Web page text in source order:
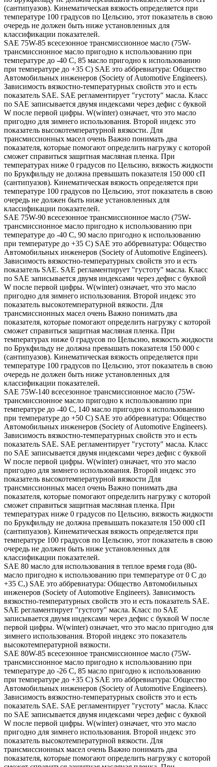
(сантипуазов). Кинематическая вязкость определяется при
температуре 100 градусов по Цельсию, этот показатель в свою
очередь не должен быть ниже установленных для
классификации показателей.
SAE 75W-85 всесезонное трансмиссионное масло (75W-
трансмиссионное масло пригодно к использованию при
температуре до -40 С, 85 масло пригодно к использованию
при температуре до +35 С) SAE это аббревиатура: Общество
Автомобильных инженеров (Society of Automotive Engineers).
Зависимость вязкостно-температурных свойств это и есть
показатель SAE. SAE регламентирует "густоту" масла. Класс
по SAE записывается двумя индексами через дефис с буквой
W после первой цифры. W(winter) означает, что это масло
пригодно для зимнего использования. Второй индекс это
показатель высокотемпературной вязкости. Для
трансмиссионных масел очень Важно понимать два
показателя, которые помогают определить нагрузку с которой
сможет справиться защитная масляная пленка. При
температурах ниже 0 градусов по Цельсию, вязкость жидкости
по Брукфильду не должна превышать показателя 150 000 сП
(сантипуазов). Кинематическая вязкость определяется при
температуре 100 градусов по Цельсию, этот показатель в свою
очередь не должен быть ниже установленных для
классификации показателей.
SAE 75W-90 всесезонное трансмиссионное масло (75W-
трансмиссионное масло пригодно к использованию при
температуре до -40 С, 90 масло пригодно к использованию
при температуре до +35 С) SAE это аббревиатура: Общество
Автомобильных инженеров (Society of Automotive Engineers).
Зависимость вязкостно-температурных свойств это и есть
показатель SAE. SAE регламентирует "густоту" масла. Класс
по SAE записывается двумя индексами через дефис с буквой
W после первой цифры. W(winter) означает, что это масло
пригодно для зимнего использования. Второй индекс это
показатель высокотемпературной вязкости. Для
трансмиссионных масел очень Важно понимать два
показателя, которые помогают определить нагрузку с которой
сможет справиться защитная масляная пленка. При
температурах ниже 0 градусов по Цельсию, вязкость жидкости
по Брукфильду не должна превышать показателя 150 000 с
(сантипуазов). Кинематическая вязкость определяется при
температуре 100 градусов по Цельсию, этот показатель в свою
очередь не должен быть ниже установленных для
классификации показателей.
SAE 75W-140 всесезонное трансмиссионное масло (75W-
трансмиссионное масло пригодно к использованию при
температуре до -40 С, 140 масло пригодно к использованию
при температуре до +50 С) SAE это аббревиатура: Общество
Автомобильных инженеров (Society of Automotive Engineers).
Зависимость вязкостно-температурных свойств это и есть
показатель SAE. SAE регламентирует "густоту" масла. Класс
по SAE записывается двумя индексами через дефис с буквой
W после первой цифры. W(winter) означает, что это масло
пригодно для зимнего использования. Второй индекс это
показатель высокотемпературной вязкости Для
трансмиссионных масел очень Важно понимать два
показателя, которые помогают определить нагрузку с которой
сможет справиться защитная масляная пленка. При
температурах ниже 0 градусов по Цельсию, вязкость жидкости
по Брукфильду не должна превышать показателя 150 000 сП
(сантипуазов). Кинематическая вязкость определяется при
температуре 100 градусов по Цельсию, этот показатель в свою
очередь не должен быть ниже установленных для
классификации показателей.
SAE 80 масло для использования в теплое время года (80-
масло пригодно к использованию при температуре от 0 С до
+35 С,) SAE это аббревиатура: Общество Автомобильных
инженеров (Society of Automotive Engineers). Зависимость
вязкостно-температурных свойств это и есть показатель SAE.
SAE регламентирует "густоту" масла. Класс по SAE
записывается двумя индексами через дефис с буквой W после
первой цифры. W(winter) означает, что это масло пригодно для
зимнего использования. Второй индекс это показатель
высокотемпературной вязкости.
SAE 80W-85 всесезонное трансмиссионное масло (75W-
трансмиссионное масло пригодно к использованию при
температуре до -26 С, 85 масло пригодно к использованию
при температуре до +35 С) SAE это аббревиатура: Общество
Автомобильных инженеров (Society of Automotive Engineers).
Зависимость вязкостно-температурных свойств это и есть
показатель SAE. SAE регламентирует "густоту" масла. Класс
по SAE записывается двумя индексами через дефис с буквой
W после первой цифры. W(winter) означает, что это масло
пригодно для зимнего использования. Второй индекс это
показатель высокотемпературной вязкости. Для
трансмиссионных масел очень Важно понимать два
показателя, которые помогают определить нагрузку с которой